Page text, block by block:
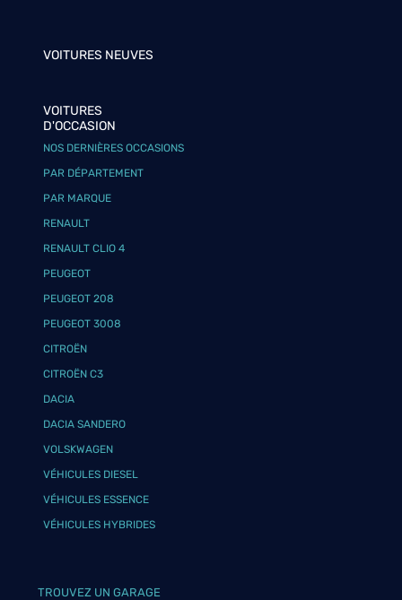
VOITURES NEUVES
VOITURES
D'OCCASION
NOS DERNIÈRES OCCASIONS
PAR DÉPARTEMENT
PAR MARQUE
RENAULT
RENAULT CLIO 4
PEUGEOT
PEUGEOT 208
PEUGEOT 3008
CITROËN
CITROËN C3
DACIA
DACIA SANDERO
VOLSKWAGEN
VÉHICULES DIESEL
VÉHICULES ESSENCE
VÉHICULES HYBRIDES
TROUVEZ UN GARAGE